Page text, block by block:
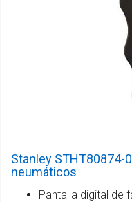
Stanley STHT80874-
neumáticos
Pantalla digital de